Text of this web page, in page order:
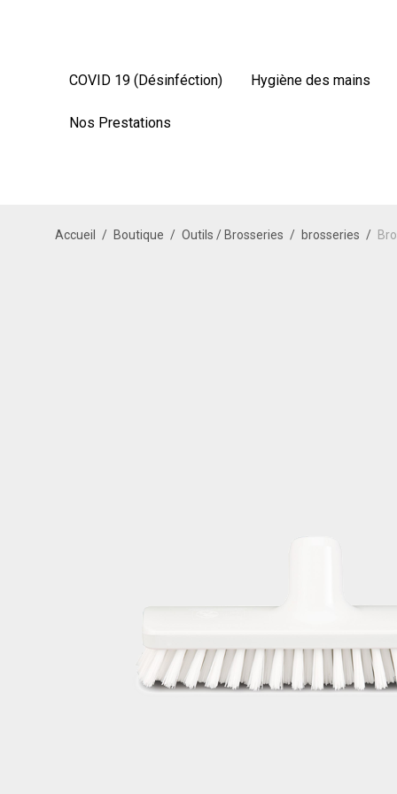
COVID 19 (Désinféction) Hygiène des mains
Nos Prestations
Accueil / Boutique / Outils / Brosseries / brosseries /